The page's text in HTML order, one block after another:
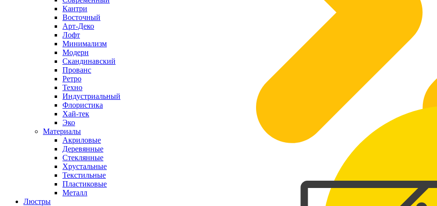
Кантри
Восточный
Арт-Деко
Лофт
Минимализм
Модерн
Скандинавский
Прованс
Ретро
Техно
Индустриальный
Флористика
Хай-тек
Эко
Материалы
Акриловые
Деревянные
Стеклянные
Хрустальные
Текстильные
Пластиковые
Металл
Люстры